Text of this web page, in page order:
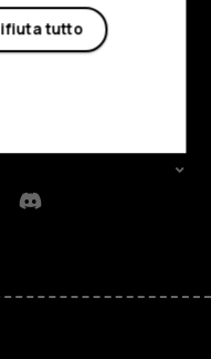
Discord
tutto